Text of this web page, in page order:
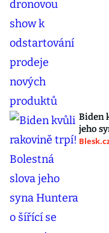
Biden
jeho